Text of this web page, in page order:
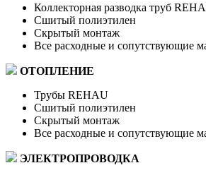
Коллекторная разводка труб
Сшитый полиэтилен
Скрытый монтаж
Все расходные и сопутствующие
ОТОПЛЕНИЕ
Трубы REHAU
Сшитый полиэтилен
Скрытый монтаж
Все расходные и сопутствующие
ЭЛЕКТРОПРОВОДКА